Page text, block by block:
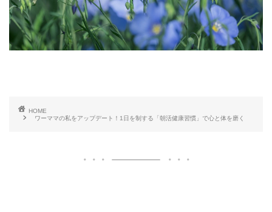
HOME
ワーママの私をアップデート！1日を制する「朝活健康習慣」で心と体を磨く